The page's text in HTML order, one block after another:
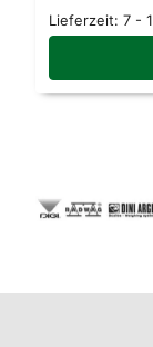
Lieferzeit: 7 -